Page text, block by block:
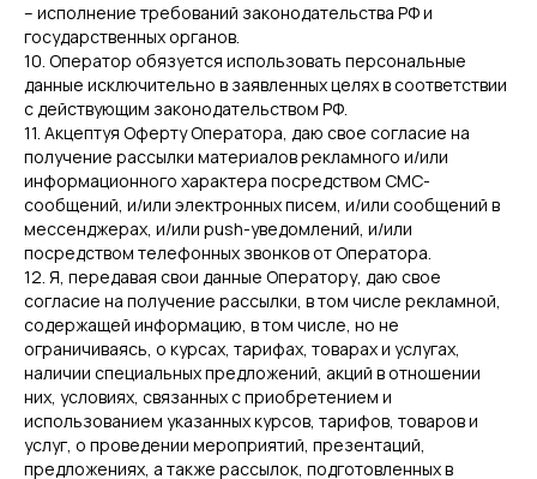
– исполнение требований законодательства РФ и
государственных органов.
10. Оператор обязуется использовать персональные
данные исключительно в заявленных целях в соответствии
с действующим законодательством РФ.
11. Акцептуя Оферту Оператора, даю свое согласие на
получение рассылки материалов рекламного и/или
информационного характера посредством СМС-
сообщений, и/или электронных писем, и/или сообщений в
мессенджерах, и/или push-уведомлений, и/или
посредством телефонных звонков от Оператора.
12. Я, передавая свои данные Оператору, даю свое
согласие на получение рассылки, в том числе рекламной,
содержащей информацию, в том числе, но не
ограничиваясь, о курсах, тарифах, товарах и услугах,
наличии специальных предложений, акций в отношении
них, условиях, связанных с приобретением и
использованием указанных курсов, тарифов, товаров и
услуг, о проведении мероприятий, презентаций,
предложениях, а также рассылок, подготовленных в